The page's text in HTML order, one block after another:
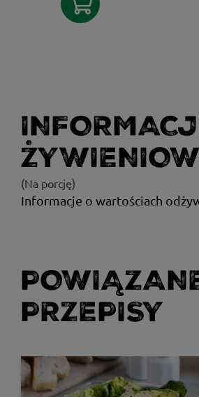
(Na porcję)
Informacje o wartościach
PRZEPISY